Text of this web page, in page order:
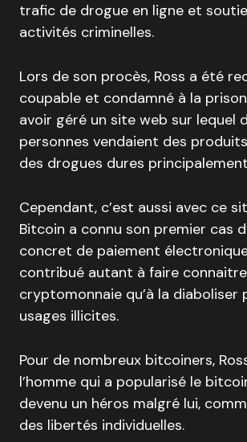
trafic de drogue en ligne et
activités criminelles.
Lors de son procès, Ross a été
coupable et condamné à la
avoir géré un site web sur lequel
personnes vendaient des
des drogues dures
Cependant, c’est aussi avec ce
Bitcoin a connu son premier cas
concret de paiement
contribué autant à faire
cryptomonnaie qu’à la diaboliser
usages illicites.
Pour de nombreux bitcoiners,
l’homme qui a popularisé le
devenu un héros malgré lui,
des libertés individuelles.